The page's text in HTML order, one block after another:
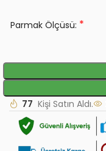
Parmak Ölçüsü: *
77 Kişi Satın Aldı.